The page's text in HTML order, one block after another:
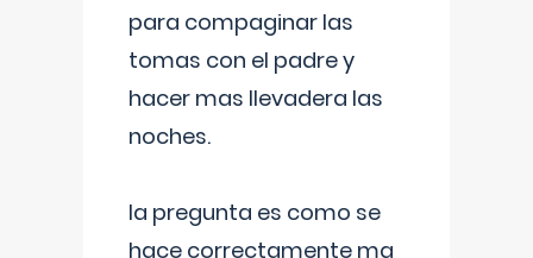
para compaginar las
tomas con el padre y
hacer mas llevadera las
noches.
la pregunta es como se
hace correctamente ma